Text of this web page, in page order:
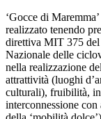
‘Gocce di
realizzato tenendo
direttiva MIT 375 del
Nazionale delle
nella realizzazione
attrattività (luoghi
culturali), fruibilità,
interconnessione